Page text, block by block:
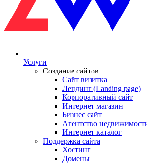
Услуги
Создание сайтов
Сайт визитка
Лендинг (Landing page)
Корпоративный сайт
Интернет магазин
Бизнес сайт
Агентство
Интернет каталог
Поддержка сайта
Хостинг
Домены